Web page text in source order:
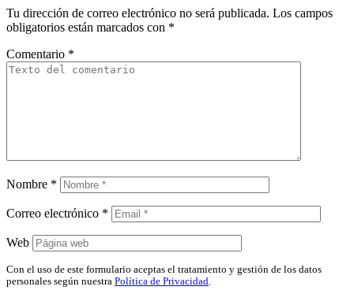
Tu dirección de correo electrónico no será publicada. Los campos
obligatorios están marcados con *
Comentario *
Nombre *
Correo electrónico *
Web
Con el uso de este formulario aceptas el tratamiento y gestión de los datos
personales según nuestra Política de Privacidad.